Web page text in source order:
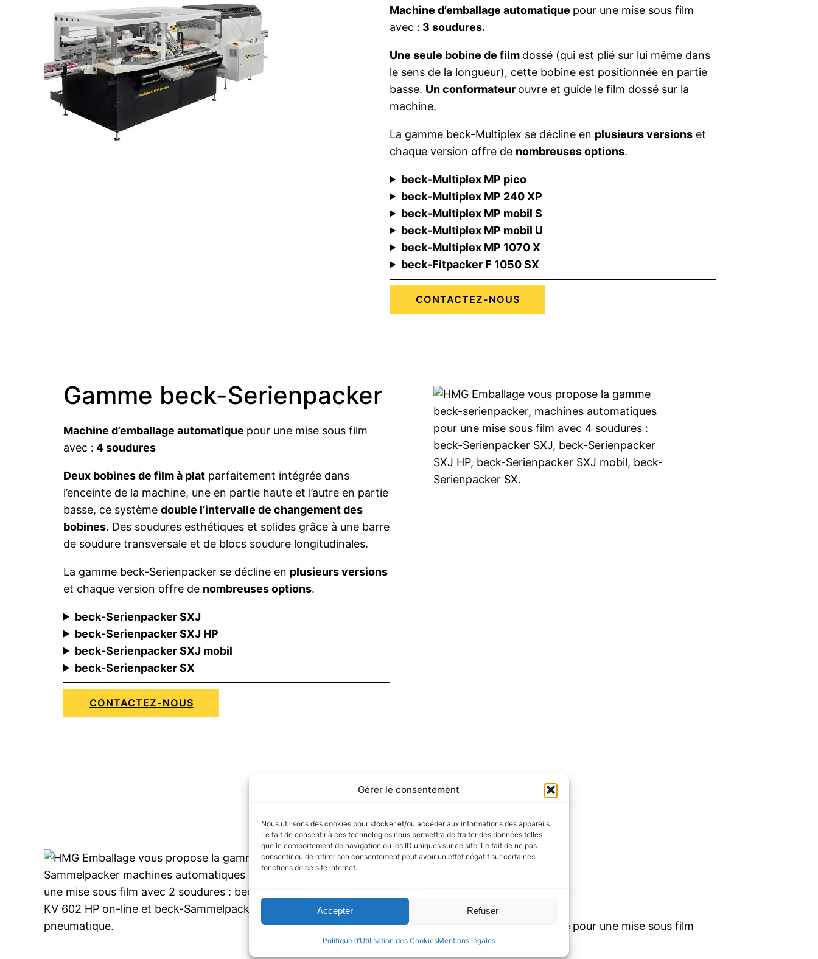
Gérer le consentement
Nous utilisons des cookies pour stocker et/ou accéder aux informations des appareils.
Le fait de consentir à ces technologies nous permettra de traiter des données telles
que le comportement de navigation ou les ID uniques sur ce site. Le fait de ne pas
consentir ou de retirer son consentement peut avoir un effet négatif sur certaines
fonctions de ce site internet.
Accepter Refuser
Politique d’Utilisation des CookiesMentions légales
Machine d’emballage automatique pour une mise sous film
avec : 3 soudures.
Une seule bobine de film dossé (qui est plié sur lui même dans
le sens de la longueur), cette bobine est positionnée en partie
basse. Un conformateur ouvre et guide le film dossé sur la
machine.
La gamme beck-Multiplex se décline en plusieurs versions et
chaque version offre de nombreuses options.
beck-Multiplex MP pico
beck-Multiplex MP 240 XP
beck-Multiplex MP mobil S
beck-Multiplex MP mobil U
beck-Multiplex MP 1070 X
beck-Fitpacker F 1050 SX
CONTACTEZ-NOUS
Gamme beck-Serienpacker
Machine d’emballage automatique pour une mise sous film
avec : 4 soudures
Deux bobines de film à plat parfaitement intégrée dans
l’enceinte de la machine, une en partie haute et l’autre en partie
basse, ce système double l’intervalle de changement des
bobines. Des soudures esthétiques et solides grâce à une barre
de soudure transversale et de blocs soudure longitudinales.
La gamme beck-Serienpacker se décline en plusieurs versions
et chaque version offre de nombreuses options.
beck-Serienpacker SXJ
beck-Serienpacker SXJ HP
beck-Serienpacker SXJ mobil
beck-Serienpacker SX
CONTACTEZ-NOUS
Gamme beck-
Sammelpacker
Machine d’emballage automatique pour une mise sous film
avec :2 soudures.